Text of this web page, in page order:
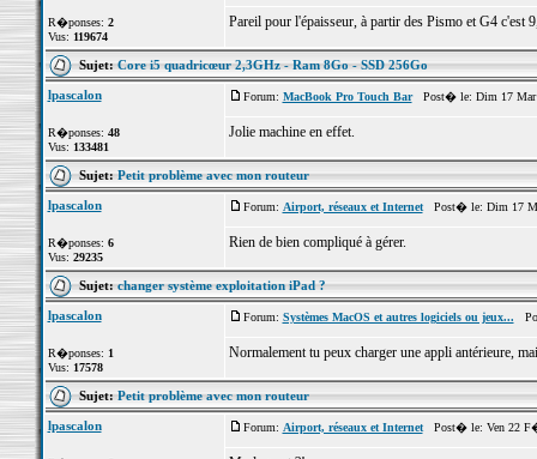
R�ponses: 2
Vus: 119674
Pareil pour l'épaisseur, à partir des Pismo et G4 c'est
Sujet:Core i5 quadricœur 2,3GHz - Ram 8Go - SSD 256Go
lpascalon
R�ponses: 48
Vus: 133481
Forum: MacBook Pro Touch BarPost� le: Dim 17 Mar
Jolie machine en effet.
Sujet:Petit problème avec mon routeur
lpascalon
R�ponses: 6
Vus: 29235
Forum: Airport, réseaux et InternetPost� le: Dim 17
Rien de bien compliqué à gérer.
Sujet:changer système exploitation iPad ?
lpascalon
R�ponses: 1
Vus: 17578
Forum: Systèmes MacOS et autres logiciels ou jeux...
Normalement tu peux charger une appli antérieure,
Sujet:Petit problème avec mon routeur
lpascalon Forum: Airport, réseaux et InternetPost� le: Ven 22